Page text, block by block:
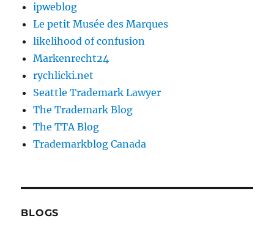
ipweblog
Le petit Musée des Marques
likelihood of confusion
Markenrecht24
rychlicki.net
Seattle Trademark Lawyer
The Trademark Blog
The TTA Blog
Trademarkblog Canada
BLOGS